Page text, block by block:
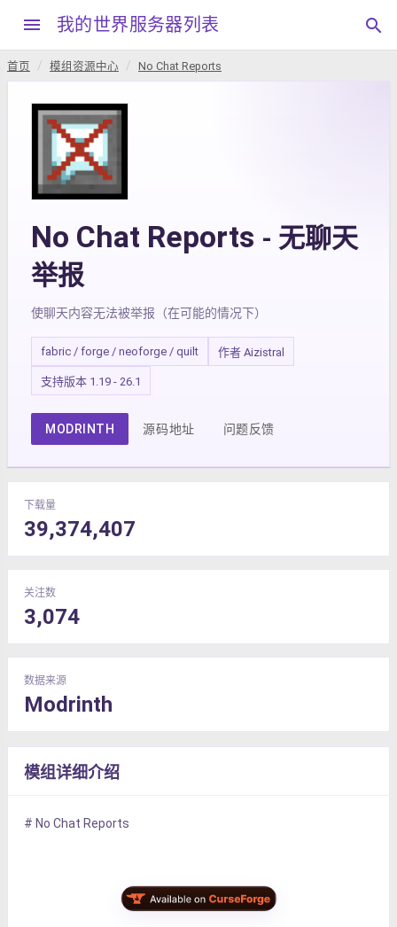
menu 我的世界服务器列表 search
首页 模组资源中心 No Chat Reports
No Chat Reports - 无聊天
举报
使聊天内容无法被举报（在可能的情况下）
fabric / forge / neoforge / quilt 作者 Aizistral
支持版本 1.19 - 26.1
MODRINTH 源码地址 问题反馈
下载量
39,374,407
关注数
3,074
数据来源
Modrinth
模组详细介绍
# No Chat Reports